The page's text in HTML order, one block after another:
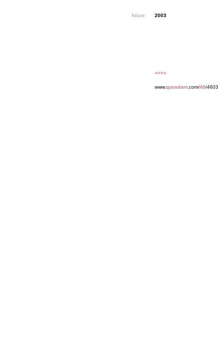
future 2003
««««
www.quondam .com/46/